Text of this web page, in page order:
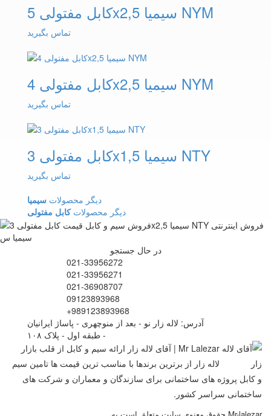
کابل مفتولی 5x2,5 سیمیا NYM
تماس بگیرید
کابل مفتولی 4x2,5 سیمیا NYM
تماس بگیرید
کابل مفتولی 3x1,5 سیمیا NTY
تماس بگیرید
دیگر محصولات سیمیا
دیگر محصولاتکابل مفتولی
در حال جستجو
021-33956272
021-33956271
021-36908707
09123893968
+989123893968
آدرس: لاله زار نو - بعد از منوچهری - پاساژ ایرانیان
- طبقه اول - پلاک ۱۰۸
Mr Lalezar | آقای لاله زار ارائه سیم و کابل از قلب بازار
لاله زار از برترین برندها با مناسب ترین قیمت ها تامین سیم
و کابل پروژه های ساختمانی برای سازندگان و معماران و شرکت های
ساختمانی سراسر کشور.